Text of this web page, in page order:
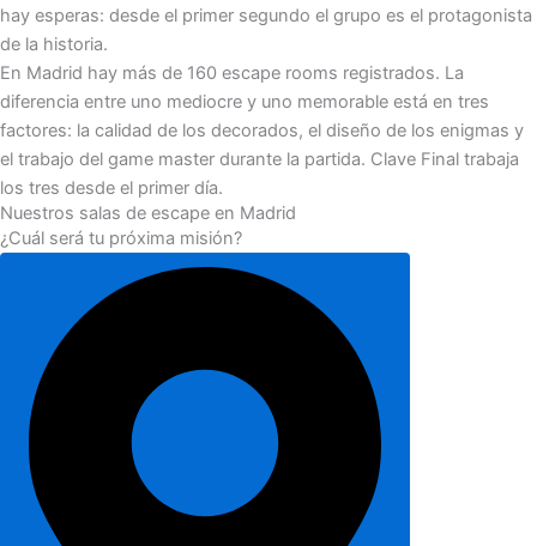
hay esperas: desde el primer segundo el grupo es el protagonista
de la historia.
En Madrid hay más de 160 escape rooms registrados. La
diferencia entre uno mediocre y uno memorable está en tres
factores: la calidad de los decorados, el diseño de los enigmas y
el trabajo del game master durante la partida. Clave Final trabaja
los tres desde el primer día.
Nuestros salas de escape en Madrid
¿Cuál será tu próxima misión?